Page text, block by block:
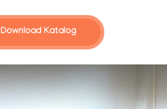
Download Katalog